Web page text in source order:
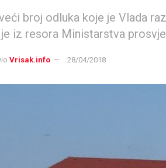
broj odluka koje je Vlada
iz resora Ministarstva
Vrisak.info 28/04/2018